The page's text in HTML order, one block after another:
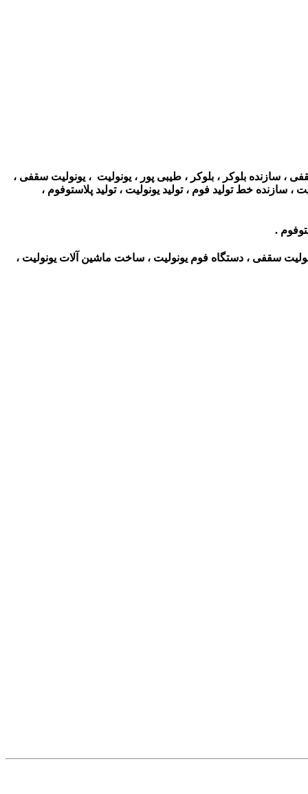
سازنده بلوکر ، بلوکر ، طیبی پور ، یونولیت ، یونولیت سقفی ،
خط تولید فوم ، تولید یونولیت ، تولید پلاستوفوم ،
.
سقفی ، دستگاه فوم یونولیت ، ساخت ماشین آلات یونولیت ،